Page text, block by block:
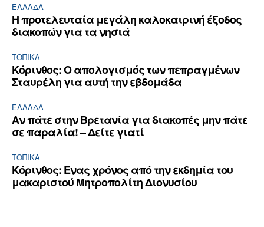
ΕΛΛΆΔΑ
Η προτελευταία μεγάλη καλοκαιρινή έξοδος
διακοπών για τα νησιά
ΤΟΠΙΚΑ
Κόρινθος: Ο απολογισμός των πεπραγμένων
Σταυρέλη για αυτή την εβδομάδα
ΕΛΛΆΔΑ
Αν πάτε στην Βρετανία για διακοπές μην πάτε
σε παραλία! – Δείτε γιατί
ΤΟΠΙΚΑ
Κόρινθος: Ένας χρόνος από την εκδημία του
μακαριστού Μητροπολίτη Διονυσίου